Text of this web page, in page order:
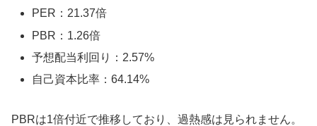
PER：21.37倍
PBR：1.26倍
予想配当利回り：2.57%
自己資本比率：64.14%
PBRは1倍付近で推移しており、過熱感は見られません。